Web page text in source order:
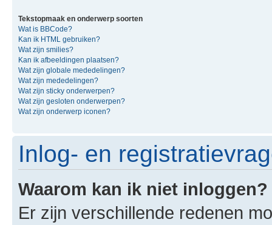
Tekstopmaak en onderwerp soorten
Wat is BBCode?
Kan ik HTML gebruiken?
Wat zijn smilies?
Kan ik afbeeldingen plaatsen?
Wat zijn globale mededelingen?
Wat zijn mededelingen?
Wat zijn sticky onderwerpen?
Wat zijn gesloten onderwerpen?
Wat zijn onderwerp iconen?
Inlog- en
Waarom kan ik niet inloggen?
Er zijn verschillende redenen